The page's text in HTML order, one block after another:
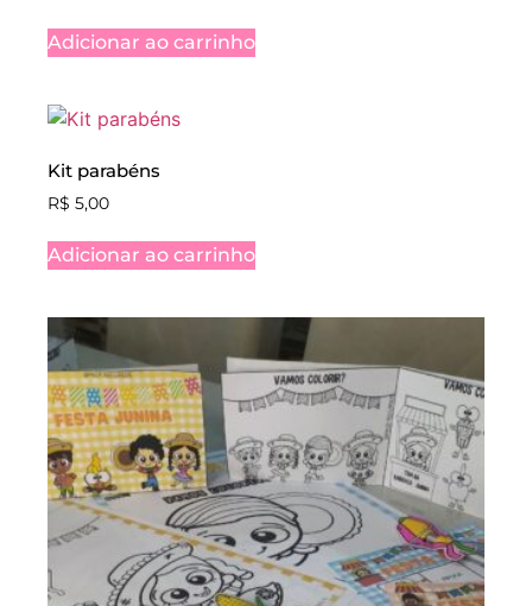
Adicionar ao carrinho
Kit parabéns
R$ 5,00
Adicionar ao carrinho